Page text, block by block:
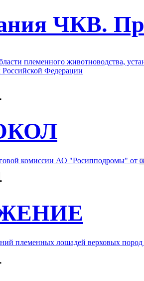
ЧКВ.
племенного животноводства,
Федерации
комиссии АО "Росипподромы" от
племенных лошадей верховых